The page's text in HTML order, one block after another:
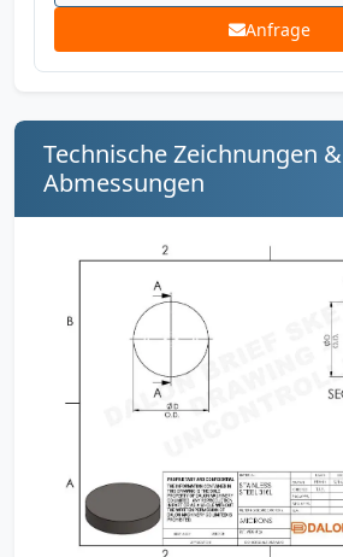
Anfrage
Technische Zeichnungen &
Abmessungen